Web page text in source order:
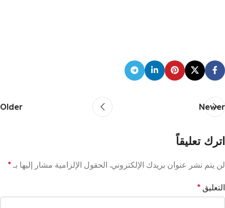
Newer
Older
اترك تعليقاً
لن يتم نشر عنوان بريدك الإلكتروني. الحقول الإلزامية مشار إليها بـ *
التعليق *